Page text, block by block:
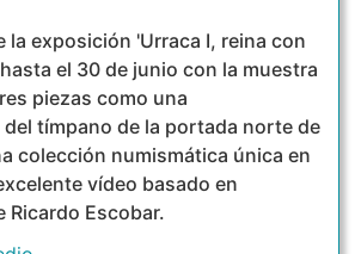
la exposición 'Urraca I, reina con
el 30 de junio con la muestra
piezas como una
tímpano de la portada norte de
colección numismática única en
vídeo basado en
Ricardo Escobar.